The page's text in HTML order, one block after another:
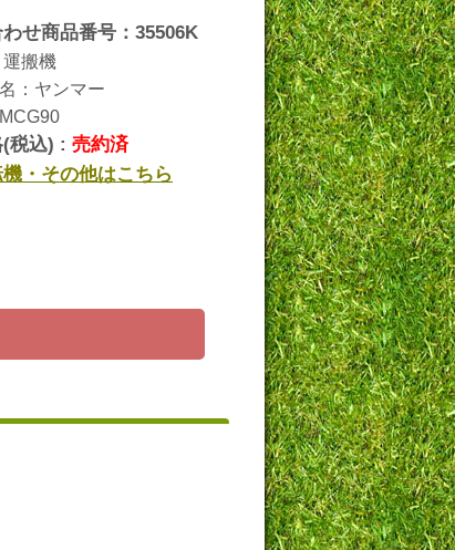
せ商品番号：35506K
搬機
：ヤンマー
税込) : 売約済
・その他はこちら